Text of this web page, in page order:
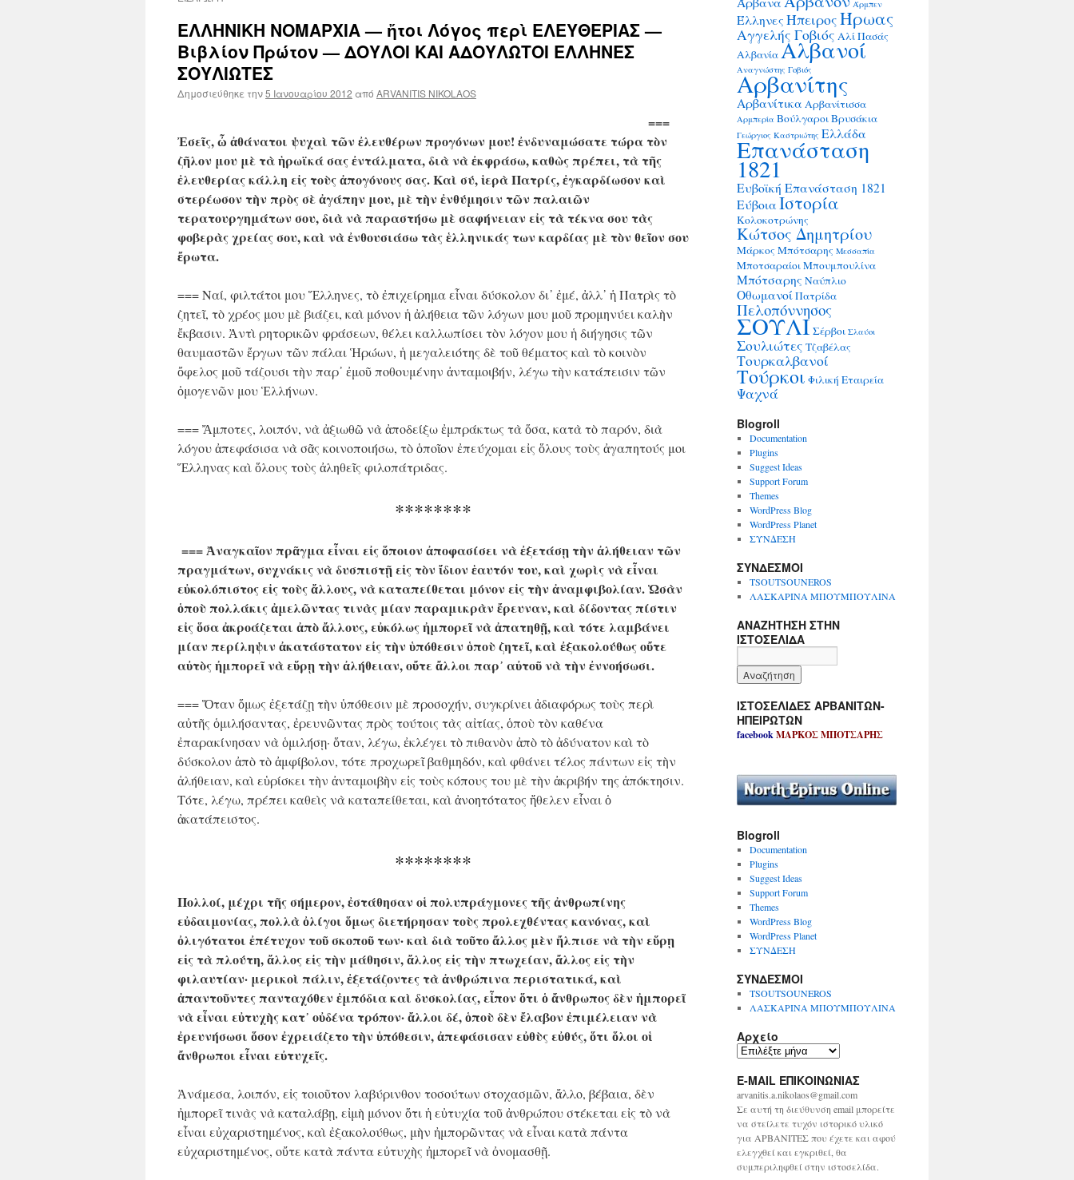
ΕΛΛΗΝΙΚΗ ΝΟΜΑΡΧΙΑ — ἤτοι Λόγος περὶ ΕΛΕΥΘΕΡΙΑΣ —
Βιβλίον Πρώτον — ΔΟΥΛΟΙ ΚΑΙ ΑΔΟΥΛΩΤΟΙ ΕΛΛΗΝΕΣ
ΣΟΥΛΙΩΤΕΣ
Δημοσιεύθηκε την5 Ιανουαρίου 2012 από ARVANITIS NIKOLAOS
===
Ἐσεῖς, ὦ ἀθάνατοι ψυχαὶ τῶν ἐλευθέρων προγόνων μου! ἐνδυναμώσατε τώρα τὸν
ζῆλον μου μὲ τὰ ἡρωϊκά σας ἐντάλματα, διὰ νὰ ἐκφράσω, καθὼς πρέπει, τὰ τῆς
ἐλευθερίας κάλλη εἰς τοὺς ἀπογόνους σας. Καὶ σύ, ἱερὰ Πατρίς, ἐγκαρδίωσον καὶ
στερέωσον τὴν πρὸς σὲ ἀγάπην μου, μὲ τὴν ἐνθύμησιν τῶν παλαιῶν
τερατουργημάτων σου, διὰ νὰ παραστήσω μὲ σαφήνειαν εἰς τὰ τέκνα σου τὰς
φοβερὰς χρείας σου, καὶ νὰ ἐνθουσιάσω τὰς ἑλληνικάς των καρδίας μὲ τὸν θεῖον σου
ἔρωτα.
=== Ναί, φιλτάτοι μου Ἕλληνες, τὸ ἐπιχείρημα εἶναι δύσκολον δι᾿ ἐμέ, ἀλλ᾿ ἡ Πατρὶς τὸ
ζητεῖ, τὸ χρέος μου μὲ βιάζει, καὶ μόνον ἡ ἀλήθεια τῶν λόγων μου μοῦ προμηνύει καλὴν
ἔκβασιν. Ἀντὶ ρητορικῶν φράσεων, θέλει καλλωπίσει τὸν λόγον μου ἡ διήγησις τῶν
θαυμαστῶν ἔργων τῶν πάλαι Ἡρώων, ἡ μεγαλειότης δὲ τοῦ θέματος καὶ τὸ κοινὸν
ὄφελος μοῦ τάζουσι τὴν παρ᾿ ἐμοῦ ποθουμένην ἀνταμοιβήν, λέγω τὴν κατάπεισιν τῶν
ὁμογενῶν μου Ἑλλήνων.
=== Ἄμποτες, λοιπόν, νὰ ἀξιωθῶ νὰ ἀποδείξω ἐμπράκτως τὰ ὅσα, κατὰ τὸ παρόν, διὰ
λόγου ἀπεφάσισα νὰ σᾶς κοινοποιήσω, τὸ ὁποῖον ἐπεύχομαι εἰς ὅλους τοὺς ἀγαπητούς μοι
Ἕλληνας καὶ ὅλους τοὺς ἀληθεῖς φιλοπάτριδας.
********
=== Ἀναγκαῖον πρᾶγμα εἶναι εἰς ὅποιον ἀποφασίσει νὰ ἐξετάσῃ τὴν ἀλήθειαν τῶν
πραγμάτων, συχνάκις νὰ δυσπιστῇ εἰς τὸν ἴδιον ἑαυτόν του, καὶ χωρὶς νὰ εἶναι
εὐκολόπιστος εἰς τοὺς ἄλλους, νὰ καταπείθεται μόνον εἰς τὴν ἀναμφιβολίαν. Ὡσὰν
ὁποὺ πολλάκις ἀμελῶντας τινὰς μίαν παραμικρὰν ἔρευναν, καὶ δίδοντας πίστιν
εἰς ὅσα ἀκροάζεται ἀπὸ ἄλλους, εὐκόλως ἠμπορεῖ νὰ ἀπατηθῇ, καὶ τότε λαμβάνει
μίαν περίληψιν ἀκατάστατον εἰς τὴν ὑπόθεσιν ὁποὺ ζητεῖ, καὶ ἐξακολούθως οὔτε
αὐτὸς ἠμπορεῖ νὰ εὕρῃ τὴν ἀλήθειαν, οὔτε ἄλλοι παρ᾿ αὐτοῦ νὰ τὴν ἐννοήσωσι.
=== Ὅταν ὅμως ἐξετάζῃ τὴν ὑπόθεσιν μὲ προσοχήν, συγκρίνει ἀδιαφόρως τοὺς περὶ
αὐτῆς ὁμιλήσαντας, ἐρευνῶντας πρὸς τούτοις τὰς αἰτίας, ὁποὺ τὸν καθένα
ἐπαρακίνησαν νὰ ὁμιλήσῃ· ὅταν, λέγω, ἐκλέγει τὸ πιθανὸν ἀπὸ τὸ ἀδύνατον καὶ τὸ
δύσκολον ἀπὸ τὸ ἀμφίβολον, τότε προχωρεῖ βαθμηδόν, καὶ φθάνει τέλος πάντων εἰς τὴν
ἀλήθειαν, καὶ εὑρίσκει τὴν ἀνταμοιβὴν εἰς τοὺς κόπους του μὲ τὴν ἀκριβήν της ἀπόκτησιν.
Τότε, λέγω, πρέπει καθεὶς νὰ καταπείθεται, καὶ ἀνοητότατος ἤθελεν εἶναι ὁ
ἀκατάπειστος.
********
Πολλοί, μέχρι τῆς σήμερον, ἐστάθησαν οἱ πολυπράγμονες τῆς ἀνθρωπίνης
εὐδαιμονίας, πολλὰ ὀλίγοι ὅμως διετήρησαν τοὺς προλεχθέντας κανόνας, καὶ
ὀλιγότατοι ἐπέτυχον τοῦ σκοποῦ των· καὶ διὰ τοῦτο ἄλλος μὲν ἤλπισε νὰ τὴν εὕρῃ
εἰς τὰ πλούτη, ἄλλος εἰς τὴν μάθησιν, ἄλλος εἰς τὴν πτωχείαν, ἄλλος εἰς τὴν
φιλαυτίαν· μερικοὶ πάλιν, ἐξετάζοντες τὰ ἀνθρώπινα περιστατικά, καὶ
ἀπαντοῦντες πανταχόθεν ἐμπόδια καὶ δυσκολίας, εἶπον ὅτι ὁ ἄνθρωπος δὲν ἠμπορεῖ
νὰ εἶναι εὐτυχὴς κατ᾿ οὐδένα τρόπον· ἄλλοι δέ, ὁποὺ δὲν ἔλαβον ἐπιμέλειαν νὰ
ἐρευνήσωσι ὅσον ἐχρειάζετο τὴν ὑπόθεσιν, ἀπεφάσισαν εὐθὺς εὐθύς, ὅτι ὅλοι οἱ
ἄνθρωποι εἶναι εὐτυχεῖς.
Ἀνάμεσα, λοιπόν, εἰς τοιοῦτον λαβύρινθον τοσούτων στοχασμῶν, ἄλλο, βέβαια, δὲν
ἠμπορεῖ τινὰς νὰ καταλάβῃ, εἰμὴ μόνον ὅτι ἡ εὐτυχία τοῦ ἀνθρώπου στέκεται εἰς τὸ νὰ
εἶναι εὐχαριστημένος, καὶ ἐξακολούθως, μὴν ἠμπορῶντας νὰ εἶναι κατὰ πάντα
εὐχαριστημένος, οὔτε κατὰ πάντα εὐτυχὴς ἠμπορεῖ νὰ ὀνομασθῇ.
Άρμπεν
Έλληνες ΉπειροςΉρωας
Αγγελής Γοβιός Αλί Πασάς
ΑλβανίαΑλβανοί
Αναγνώστης Γοβιός
Αρβανίτης
Αρβανίτικα Αρβανίτισσα
Αρμπερία ΒούλγαροιΒρυσάκια
Γεώργιος Καστριώτης Ελλάδα
Επανάσταση
1821
Ευβοϊκή Επανάσταση 1821
Εύβοια Ιστορία
Κολοκοτρώνης
Κώτσος Δημητρίου
Μάρκος Μπότσαρης Μεσσαπία
ΜποτσαραίοιΜπουμπουλίνα
Μπότσαρης Ναύπλιο
ΟθωμανοίΠατρίδα
Πελοπόννησος
ΣΟΥΛΙ Σέρβοι Σλαύοι
Σουλιώτες Τζαβέλας
Τουρκαλβανοί
Τούρκοι Φιλική Εταιρεία
Ψαχνά
Blogroll
Documentation
Plugins
Suggest Ideas
Support Forum
Themes
WordPress Blog
WordPress Planet
ΣΥΝΔΕΣΗ
ΣΥΝΔΕΣΜΟΙ
TSOUTSOUNEROS
ΛΑΣΚΑΡΙΝΑ ΜΠΟΥΜΠΟΥΛΙΝΑ
ΑΝΑΖΗΤΗΣΗ ΣΤΗΝ
ΙΣΤΟΣΕΛΙΔΑ
ΙΣΤΟΣΕΛΙΔΕΣ ΑΡΒΑΝΙΤΩΝ-
ΗΠΕΙΡΩΤΩΝ
facebookΜΑΡΚΟΣ ΜΠΟΤΣΑΡΗΣ
Blogroll
Documentation
Plugins
Suggest Ideas
Support Forum
Themes
WordPress Blog
WordPress Planet
ΣΥΝΔΕΣΗ
ΣΥΝΔΕΣΜΟΙ
TSOUTSOUNEROS
ΛΑΣΚΑΡΙΝΑ ΜΠΟΥΜΠΟΥΛΙΝΑ
Αρχείο
Α
χ
ε
ί
ο
E-MAIL ΕΠΙΚΟΙΝΩΝΙΑΣ
arvanitis.a.nikolaos@gmail.com
Σε αυτή τη διεύθυνση email μπορείτε
να στείλετε τυχόν ιστορικό υλικό
για ΑΡΒΑΝΙΤΕΣ που έχετε και αφού
ελεγχθεί και εγκριθεί, θα
συμπεριληφθεί στην ιστοσελίδα.